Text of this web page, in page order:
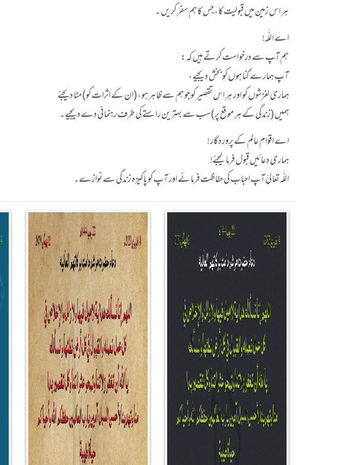
ہر اس زمین میں قبولیت کا ، جس کا ہم سفر کریں ۔
اے اللّٰہ!
ہم آپ سے درخواست کرتے ہیں کہ :
آپ ہمارے گناہوں کو بخش دیجیے ،
ہماری لغزشوں کو اور ہر اس تقصیر کو جو ہم سے ظاہر ہو ، (ان کے اثرات کو) مٹا دیجئے
ہمیں (زندگی کے ہر موقع پر) سب سے بہترین راستے کی طرف رہنمائی دے دیجیے۔
اے اقوامِ عالم کے پروردگار !
ہماری دعائیں قبول فرما لیجئے!
اللّٰہ تعالیٰ آپ احباب کی حفاظت فرمائے اور آپ کو پاکیزہ زندگی سے نوازے۔